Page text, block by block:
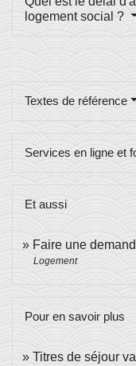
logement social ?
Textes de référence
Services en ligne et
Et aussi
Faire une
Logement
Pour en savoir plus
Titres de séjour